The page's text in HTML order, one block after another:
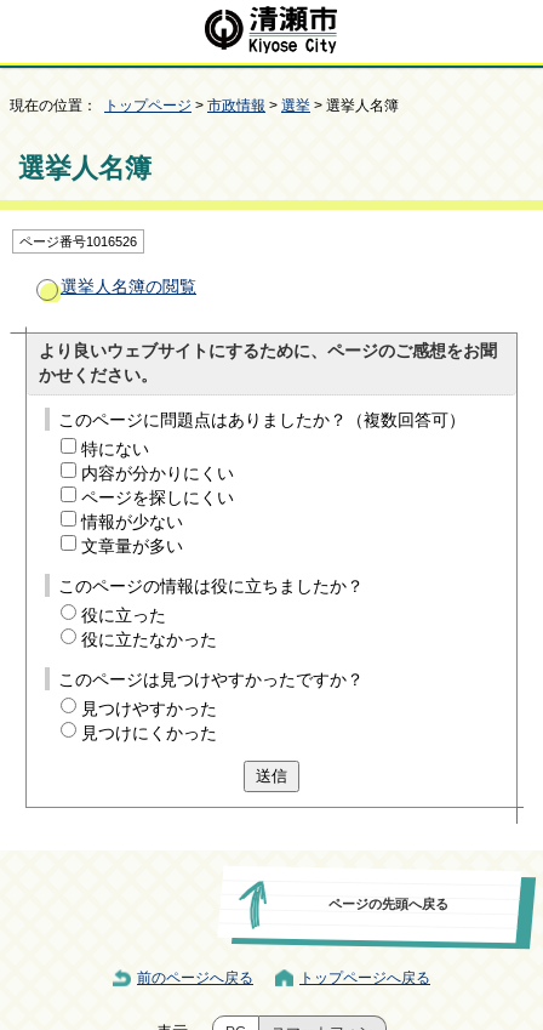
現在の位置： トップページ > 市政情報 > 選挙 > 選挙人名簿
選挙人名簿
ページ番号1016526
選挙人名簿の閲覧
より良いウェブサイトにするために、ページのご感想をお聞
かせください。
このページに問題点はありましたか？（複数回答可）
特にない
内容が分かりにくい
ページを探しにくい
情報が少ない
文章量が多い
このページの情報は役に立ちましたか？
役に立った
役に立たなかった
このページは見つけやすかったですか？
見つけやすかった
見つけにくかった
送信
ページの先頭へ戻る
前のページへ戻る トップページへ戻る